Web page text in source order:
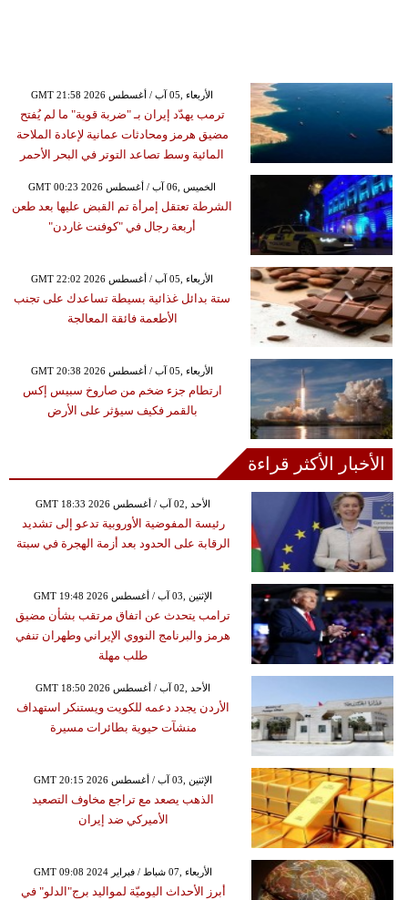
GMT 21:58 2026 الأربعاء ,05 آب / أغسطس
ترمب يهدّد إيران بـ "ضربة قوية" ما لم يُفتح
مضيق هرمز ومحادثات عمانية لإعادة الملاحة
المائية وسط تصاعد التوتر في البحر الأحمر
GMT 00:23 2026 الخميس ,06 آب / أغسطس
الشرطة تعتقل إمرأة تم القبض عليها بعد طعن
أربعة رجال في "كوفنت غاردن"
GMT 22:02 2026 الأربعاء ,05 آب / أغسطس
ستة بدائل غذائية بسيطة تساعدك على تجنب
الأطعمة فائقة المعالجة
GMT 20:38 2026 الأربعاء ,05 آب / أغسطس
ارتطام جزء ضخم من صاروخ سبيس إكس
بالقمر فكيف سيؤثر على الأرض
الأخبار الأكثر قراءة
GMT 18:33 2026 الأحد ,02 آب / أغسطس
رئيسة المفوضية الأوروبية تدعو إلى تشديد
الرقابة على الحدود بعد أزمة الهجرة في سبتة
GMT 19:48 2026 الإثنين ,03 آب / أغسطس
ترامب يتحدث عن اتفاق مرتقب بشأن مضيق
هرمز والبرنامج النووي الإيراني وطهران تنفي
طلب مهلة
GMT 18:50 2026 الأحد ,02 آب / أغسطس
الأردن يجدد دعمه للكويت ويستنكر استهداف
منشآت حيوية بطائرات مسيرة
GMT 20:15 2026 الإثنين ,03 آب / أغسطس
الذهب يصعد مع تراجع مخاوف التصعيد
الأميركي ضد إيران
GMT 09:08 2024 الأربعاء ,07 شباط / فبراير
أبرز الأحداث اليوميّة لمواليد برج"الدلو" في